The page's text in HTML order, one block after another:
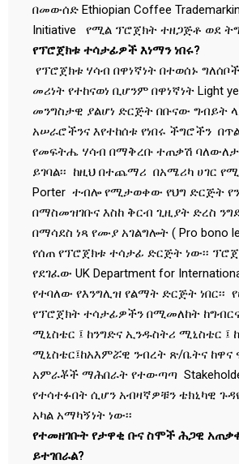
በመውሰድ Ethiopian Coffee
Initiative የሚል ፕሮጀክት ተዘጋጅቶ ወደ
የፕሮጀክቱ ተሳታፊዎች እነማን ነበሩ?
የፕሮጀክቱ ሃሳብ በዋነኛነት በተወሰኑ
መሪነት የተከናወነ ቢሆንም በዋነኛነት Light
መንግስታዊ ያልሆነ ድርጅት በቡናው ግብይት
አሠራሮችንና እየተከሰቱ የነበሩ ችግሮችን
የመፍትሔ ሃሳብ በማቅረቡ ተጠቃሽ
ይገባል፡፡ ከዚህ በተጨማሪ በአሜሪካ ሀገር
Porter ተብሎ የሚታወቀው የህግ ድርጅት
በማስመዝገቡና እስከ ቅርብ ጊዚያት ድረስ
በማሳደስ ነጻ የሙያ አገልግሎት ( Pro bono
የሰጠ የፕሮጀክቱ ተሳታፊ ድርጅት ነው፡፡
የደገፈው UK Department for
የተባለው የእንግሊዝ የልማት ድርጅት ነበር፡፡
የፕሮጀክት ተሳታፊዎችን በሚመለከት
ሚኒስቴር ፤ ከንግድና ኢንዱስትሪ ሚኒስቴር
ሚኒስቴር፤ከአእምሯዊ ንብረት ጽ/ቤትና ከዋና
አምራቾች ማሕበራት የተውጣጣ
የተሳተፉበት ሲሆን አብዛኛዎቹን ቴክኒካዊ
አካል አማካኝነት ነው፡፡
የተመዘገቡት የታዋቂ ቡና ስሞች ሕጋዊ
ይተገበራል?